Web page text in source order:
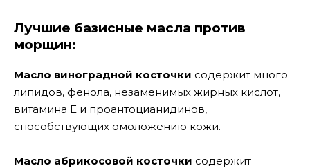
Лучшие базисные масла против
морщин:
Масло виноградной косточки содержит много
липидов, фенола, незаменимых жирных кислот,
витамина E и проантоцианидинов,
способствующих омоложению кожи.
Масло абрикосовой косточки содержит